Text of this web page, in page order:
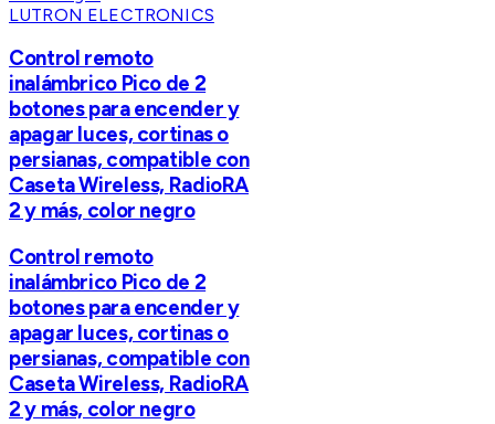
LUTRON ELECTRONICS
Control remoto
inalámbrico Pico de 2
botones para encender y
apagar luces, cortinas o
persianas, compatible con
Caseta Wireless, RadioRA
2 y más, color negro
Control remoto
inalámbrico Pico de 2
botones para encender y
apagar luces, cortinas o
persianas, compatible con
Caseta Wireless, RadioRA
2 y más, color negro